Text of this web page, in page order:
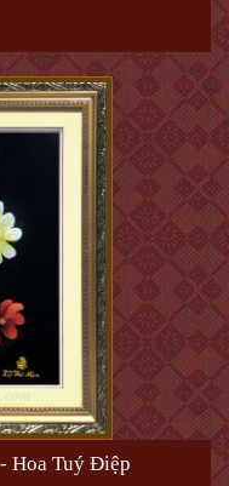
Hoa Tuý Điệp